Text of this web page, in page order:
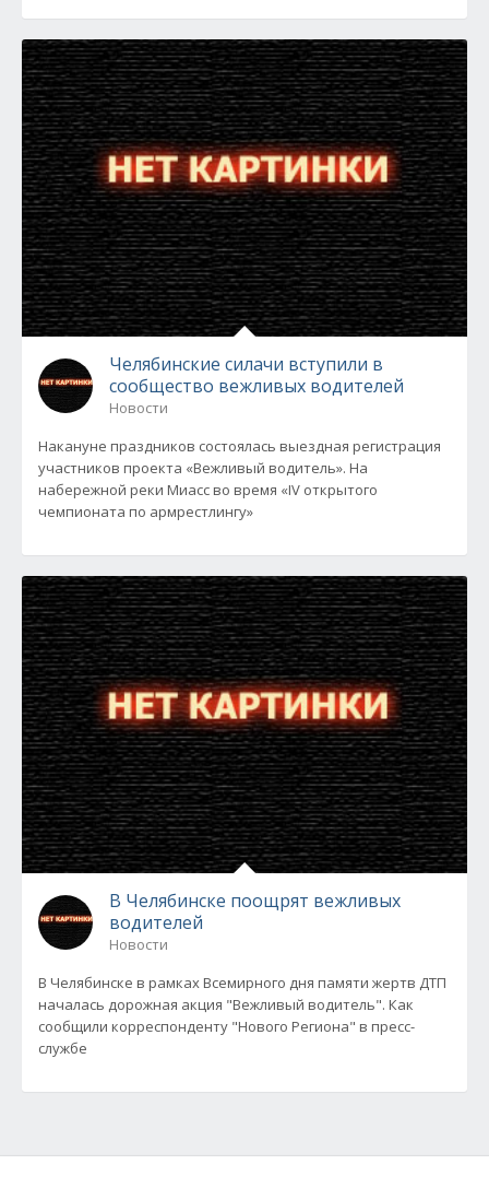
Челябинские силачи вступили в
сообщество вежливых водителей
Новости
Накануне праздников состоялась выездная регистрация
участников проекта «Вежливый водитель». На
набережной реки Миасс во время «IV открытого
чемпионата по армрестлингу»
В Челябинске поощрят вежливых
водителей
Новости
В Челябинске в рамках Всемирного дня памяти жертв ДТП
началась дорожная акция "Вежливый водитель". Как
сообщили корреспонденту "Нового Региона" в пресс-
службе